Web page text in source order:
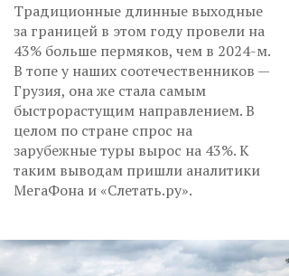
Традиционные длинные выходные
за границей в этом году провели на
43% больше пермяков, чем в 2024-м.
В топе у наших соотечественников —
Грузия, она же стала самым
быстрорастущим направлением. В
целом по стране спрос на
зарубежные туры вырос на 43%. К
таким выводам пришли аналитики
МегаФона и «Слетать.ру».